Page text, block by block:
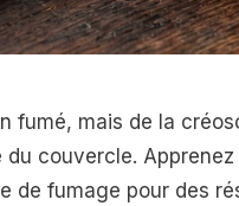
fumé, mais de la
couvercle.
de fumage pour des